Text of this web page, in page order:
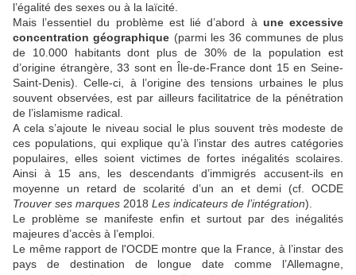
l’égalité des sexes ou à la laïcité.
Mais l’essentiel du problème est lié d’abord à une excessive
concentration géographique (parmi les 36 communes de plus
de 10.000 habitants dont plus de 30% de la population est
d’origine étrangère, 33 sont en Île-de-France dont 15 en Seine-
Saint-Denis). Celle-ci, à l’origine des tensions urbaines le plus
souvent observées, est par ailleurs facilitatrice de la pénétration
de l’islamisme radical.
A cela s’ajoute le niveau social le plus souvent très modeste de
ces populations, qui explique qu’à l’instar des autres catégories
populaires, elles soient victimes de fortes inégalités scolaires.
Ainsi à 15 ans, les descendants d’immigrés accusent-ils en
moyenne un retard de scolarité d’un an et demi (cf. OCDE
Trouver ses marques 2018 Les indicateurs de l’intégration).
Le problème se manifeste enfin et surtout par des inégalités
majeures d’accès à l’emploi.
Le même rapport de l'OCDE montre que la France, à l’instar des
pays de destination de longue date comme l’Allemagne,